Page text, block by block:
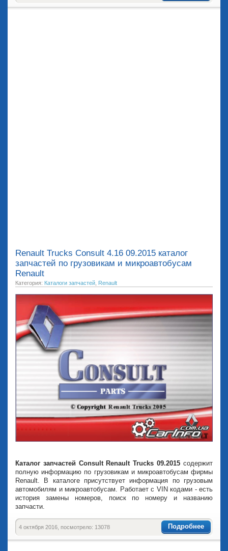
Renault Trucks Consult 4.16 09.2015 каталог
запчастей по грузовикам и микроавтобусам
Renault
Категория: Каталоги запчастей, Renault
Каталог запчастей Consult Renault Trucks 09.2015 содержит
полную информацию по грузовикам и микроавтобусам фирмы
Renault. В каталоге присутствует информация по грузовым
автомобилям и микроавтобусам. Работает с VIN кодами - есть
история замены номеров, поиск по номеру и названию
запчасти.
Подробнее
4 октября 2016, посмотрело: 13078